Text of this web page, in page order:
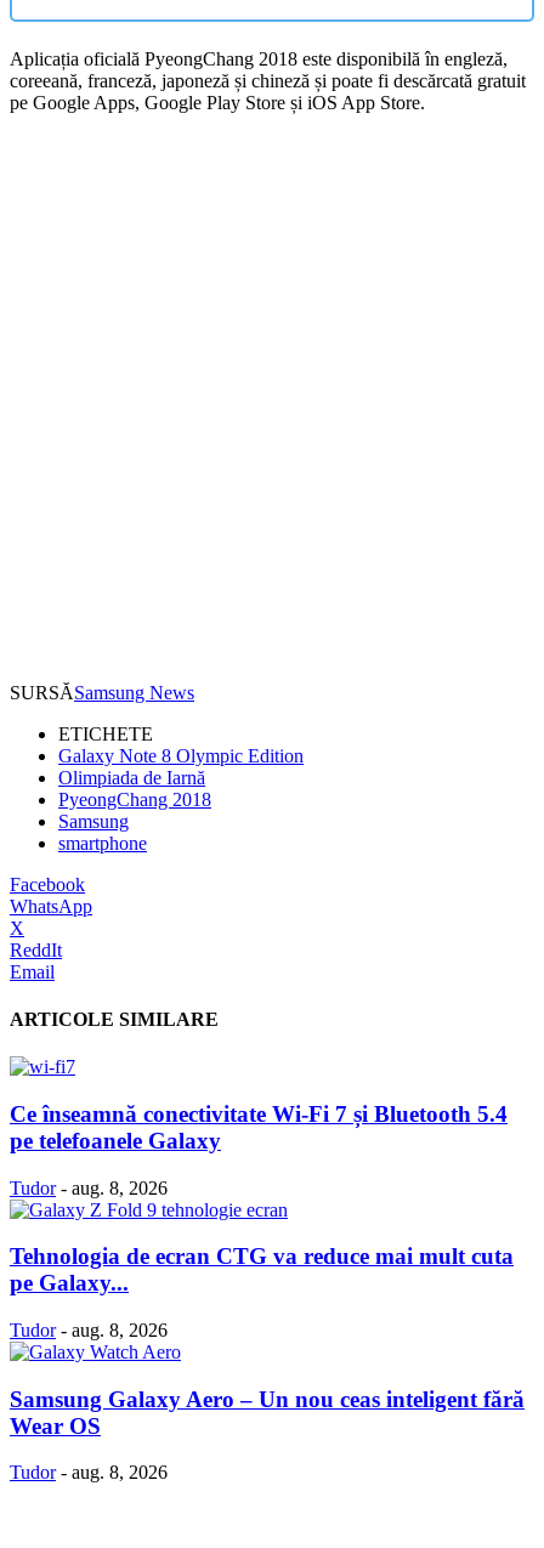
Aplicația oficială PyeongChang 2018 este disponibilă în engleză,
coreeană, franceză, japoneză și chineză și poate fi descărcată gratuit
pe Google Apps, Google Play Store și iOS App Store.
SURSĂSamsung News
ETICHETE
Galaxy Note 8 Olympic Edition
Olimpiada de Iarnă
PyeongChang 2018
Samsung
smartphone
Facebook
WhatsApp
X
ReddIt
Email
ARTICOLE SIMILARE
Ce înseamnă conectivitate Wi-Fi 7 și Bluetooth 5.4
pe telefoanele Galaxy
Tudor - aug. 8, 2026
Tehnologia de ecran CTG va reduce mai mult cuta
pe Galaxy...
Tudor - aug. 8, 2026
Samsung Galaxy Aero – Un nou ceas inteligent fără
Wear OS
Tudor - aug. 8, 2026